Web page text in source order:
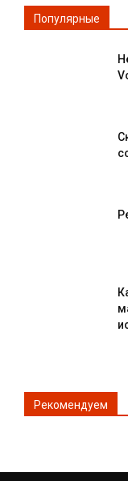
Популярные
Рекомендуем